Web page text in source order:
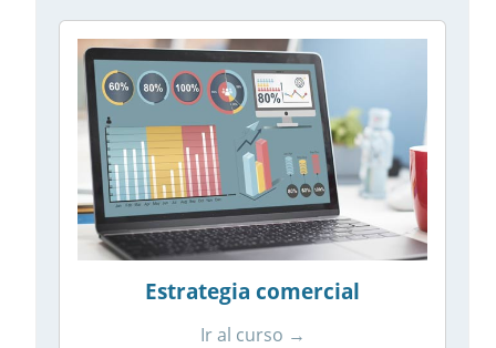
Estrategia comercial
Ir al curso →